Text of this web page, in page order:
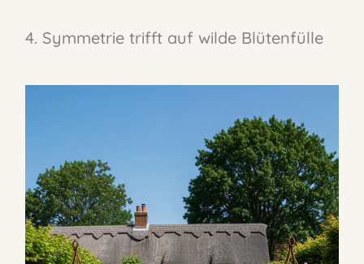
4. Symmetrie trifft auf wilde Blütenfülle